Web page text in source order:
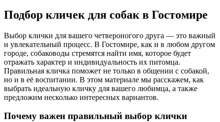
Подбор кличек для собак в Гостомире
Выбор клички для вашего четвероногого друга — это важный
и увлекательный процесс. В Гостомире, как и в любом другом
городе, собаководы стремятся найти имя, которое будет
отражать характер и индивидуальность их питомца.
Правильная кличка поможет не только в общении с собакой,
но и в её воспитании. В этом материале мы расскажем, как
выбрать идеальную кличку для вашего любимца, а также
предложим несколько интересных вариантов.
Почему важен правильный выбор клички